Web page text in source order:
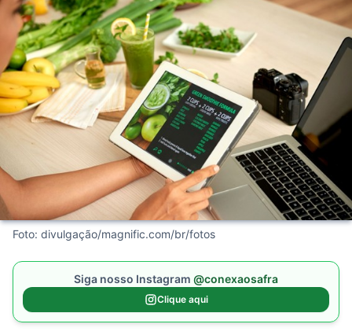
Foto: divulgação/magnific.com/br/fotos
Siga nosso Instagram @conexaosafra
Clique aqui